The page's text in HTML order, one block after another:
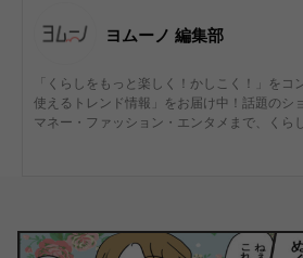
ヨムーノ 編集部
「くらしをもっと楽しく！かしこく！」をコ
使えるトレンド情報」をお届け中！話題のシ
マネー・ファッション・エンタメまで、くら